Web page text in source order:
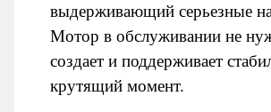
выдерживающий серьезные
Мотор в обслуживании не
создает и поддерживает
крутящий момент.